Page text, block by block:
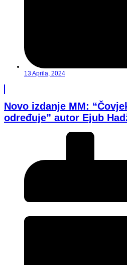
13 Aprila, 2024
Novo izdanje MM:
određuje” autor Ejub